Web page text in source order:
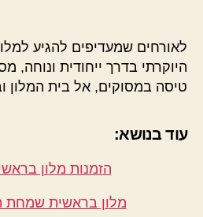
לאורחים שמעדיפים להגיע
היוקרתי בדרך ייחודית ונוחה,
טיסה במסוקים, אל בית המלון
עוד בנושא:
הזמנות מלון
מלון בראשית שמחת